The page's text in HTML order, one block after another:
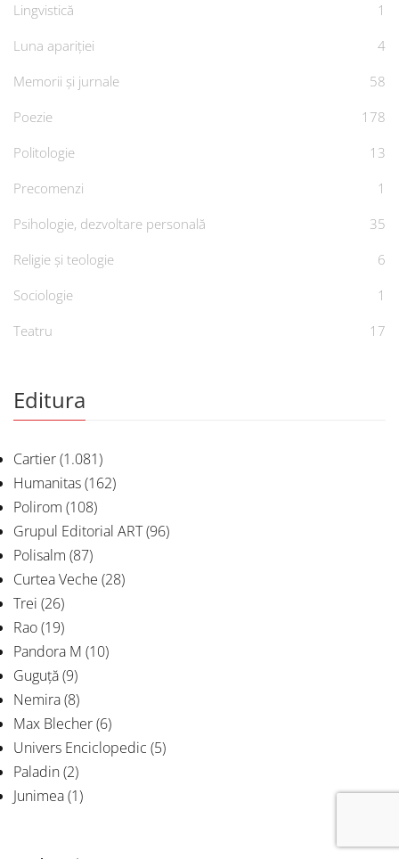
Lingvistică
1
Luna apariției
4
Memorii și jurnale
58
Poezie
178
Politologie
13
Precomenzi
1
Psihologie, dezvoltare personală
35
Religie și teologie
6
Sociologie
1
Teatru
17
Editura
Cartier(1.081)
Humanitas(162)
Polirom (108)
Grupul Editorial ART(96)
Polisalm (87)
Curtea Veche (28)
Trei (26)
Rao(19)
Pandora M (10)
Guguță(9)
Nemira(8)
Max Blecher(6)
Univers Enciclopedic (5)
Paladin(2)
Junimea(1)